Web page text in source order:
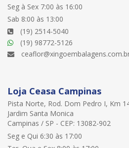
Seg à Sex 7:00 às 16:00
Sab 8:00 às 13:00
(19) 2514-5040
(19) 98772-5126
Loja Ceasa Campinas
Pista Norte, Rod. Dom Pedro I, Km
Jardim Santa Monica
Campinas / SP - CEP: 13082-902
Seg e Qui 6:30 às 17:00